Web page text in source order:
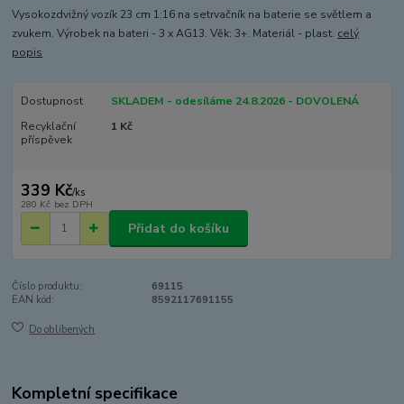
Vysokozdvižný vozík 23 cm 1:16 na setrvačník na baterie se světlem a
zvukem. Výrobek na bateri - 3 x AG13. Věk: 3+. Materiál - plast. celý
popis
Dostupnost
SKLADEM - odesíláme 24.8.2026 - DOVOLENÁ
Recyklační
příspěvek
1 Kč
339 Kč/ks
280 Kč bez DPH
Přidat do košíku
Číslo produktu:
69115
EAN kód:
8592117691155
Do oblíbených
Kompletní specifikace